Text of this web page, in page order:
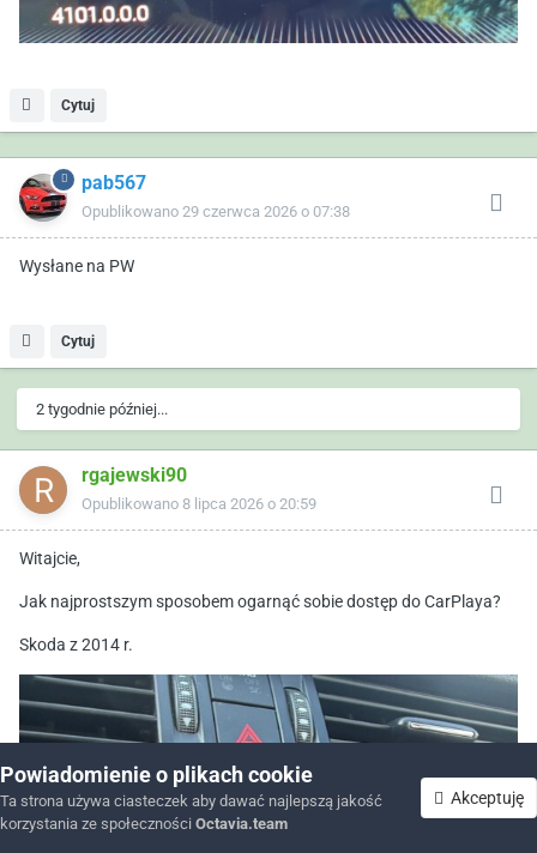
Cytuj
pab567
Opublikowano 29 czerwca 2026 o 07:38
Wysłane na PW
Cytuj
2 tygodnie później...
rgajewski90
Opublikowano 8 lipca 2026 o 20:59
Witajcie,
Jak najprostszym sposobem ogarnąć sobie dostęp do CarPlaya?
Skoda z 2014 r.
Powiadomienie o plikach cookie
Ta strona używa ciasteczek aby dawać najlepszą jakość
korzystania ze społeczności Octavia.team
Akceptuję
Forum Nieprzeczytane Zaloguj się